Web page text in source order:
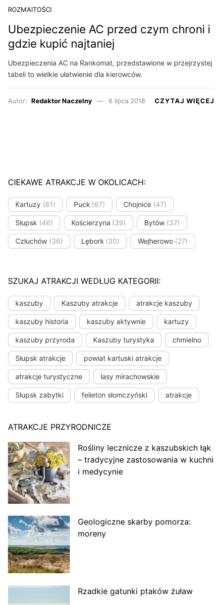
ROZMAITOŚCI
Ubezpieczenie AC przed czym chroni i
gdzie kupić najtaniej
Ubezpieczenia AC na Rankomat, przedstawione w przejrzystej
tabeli to wielkie ułatwienie dla kierowców.
Autor: Redaktor Naczelny 6 lipca 2018 CZYTAJ WIĘCEJ
CIEKAWE ATRAKCJE W OKOLICACH:
Kartuzy (81) Puck (67) Chojnice (47)
Słupsk (46) Kościerzyna (39) Bytów (37)
Człuchów (36) Lębork (30) Wejherowo (27)
SZUKAJ ATRAKCJI WEDŁUG KATEGORII:
kaszuby Kaszuby atrakcje atrakcje kaszuby
kaszuby historia kaszuby aktywnie kartuzy
kaszuby przyroda Kaszuby turystyka chmielno
Słupsk atrakcje powiat kartuski atrakcje
atrakcje turystyczne lasy mirachowskie
Słupsk zabytki felieton słomczyński atrakcje
ATRAKCJE PRZYRODNICZE
Rośliny lecznicze z kaszubskich łąk
– tradycyjne zastosowania w kuchni
i medycynie
Geologiczne skarby pomorza:
moreny
Rzadkie gatunki ptaków żuław